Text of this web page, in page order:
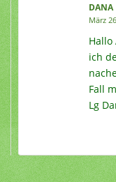
DANA
März
Hallo
ich
Fall
Lg